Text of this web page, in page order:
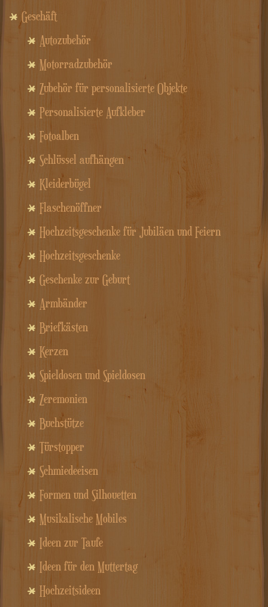
Geschäft
Autozubehör
Motorradzubehör
Zubehör für personalisierte Objekte
Personalisierte Aufkleber
Fotoalben
Schlüssel aufhängen
Kleiderbügel
Flaschenöffner
Hochzeitsgeschenke für Jubiläen und Feiern
Hochzeitsgeschenke
Geschenke zur Geburt
Armbänder
Briefkästen
Kerzen
Spieldosen und Spieldosen
Zeremonien
Buchstütze
Türstopper
Schmiedeeisen
Formen und Silhouetten
Musikalische Mobiles
Ideen zur Taufe
Ideen für den Muttertag
Hochzeitsideen